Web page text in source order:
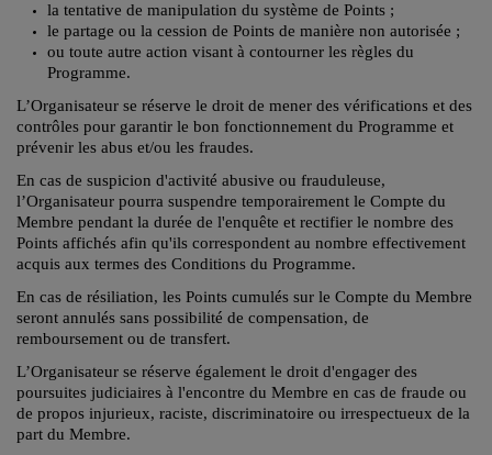
la tentative de manipulation du système de Points ;
le partage ou la cession de Points de manière non autorisée ;
ou toute autre action visant à contourner les règles du
Programme.
L’Organisateur se réserve le droit de mener des vérifications et des
contrôles pour garantir le bon fonctionnement du Programme et
prévenir les abus et/ou les fraudes.
En cas de suspicion d'activité abusive ou frauduleuse,
l’Organisateur pourra suspendre temporairement le Compte du
Membre pendant la durée de l'enquête et rectifier le nombre des
Points affichés afin qu'ils correspondent au nombre effectivement
acquis aux termes des Conditions du Programme.
En cas de résiliation, les Points cumulés sur le Compte du Membre
seront annulés sans possibilité de compensation, de
remboursement ou de transfert.
L’Organisateur se réserve également le droit d'engager des
poursuites judiciaires à l'encontre du Membre en cas de fraude ou
de propos injurieux, raciste, discriminatoire ou irrespectueux de la
part du Membre.